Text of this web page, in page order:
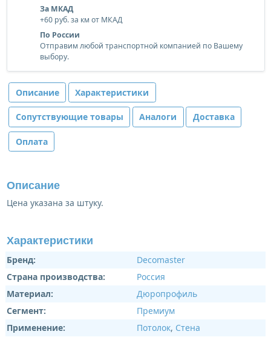
За МКАД
+60 руб. за км от МКАД
По России
Отправим любой транспортной компанией по Вашему
выбору.
Описание Характеристики
Сопутствующие товары Аналоги Доставка
Оплата
Описание
Цена указана за штуку.
Характеристики
Бренд:
Decomaster
Страна производства:
Россия
Материал:
Дюропрофиль
Сегмент:
Премиум
Применение:
Потолок, Стена